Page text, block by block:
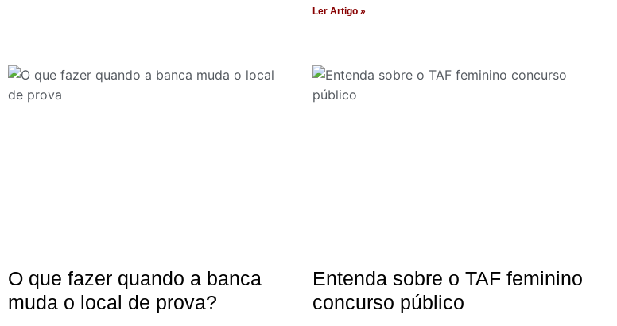
Ler Artigo »
O que fazer quando a banca
muda o local de prova?
Entenda sobre o TAF feminino
concurso público